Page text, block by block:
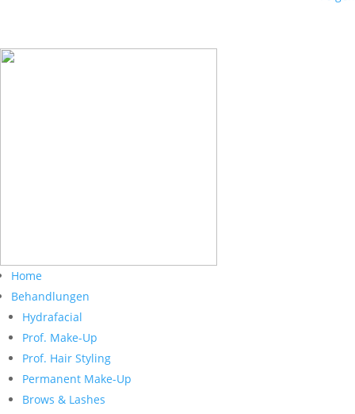
Home
Behandlungen
Hydrafacial
Prof. Make-Up
Prof. Hair Styling
Permanent Make-Up
Brows & Lashes